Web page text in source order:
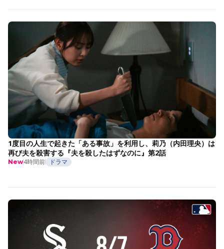
1度目の人生で起きた「ある事故」を利用し、莉乃（内田理央）は
再び夫を殺害する『夫を殺したはずなのに』第2話
New4時間前 ドラマ